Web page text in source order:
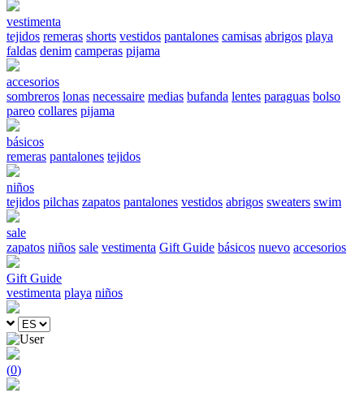
vestimenta
tejidos remeras shorts vestidos pantalones camisas abrigos playa
faldas denim camperas pijama
accesorios
sombreros lonas necessaire medias bufanda lentes paraguas bolso
pareo collares pijama
básicos
remeras pantalones tejidos
niños
tejidos pilchas zapatos pantalones vestidos abrigos sweaters swim
sale
zapatos niños sale vestimenta Gift Guide básicos nuevo accesorios
Gift Guide
vestimenta playa niños
(0)